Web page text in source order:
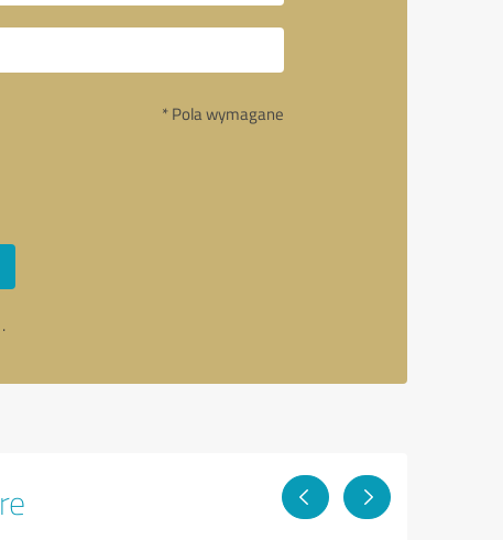
* Pola wymagane
.